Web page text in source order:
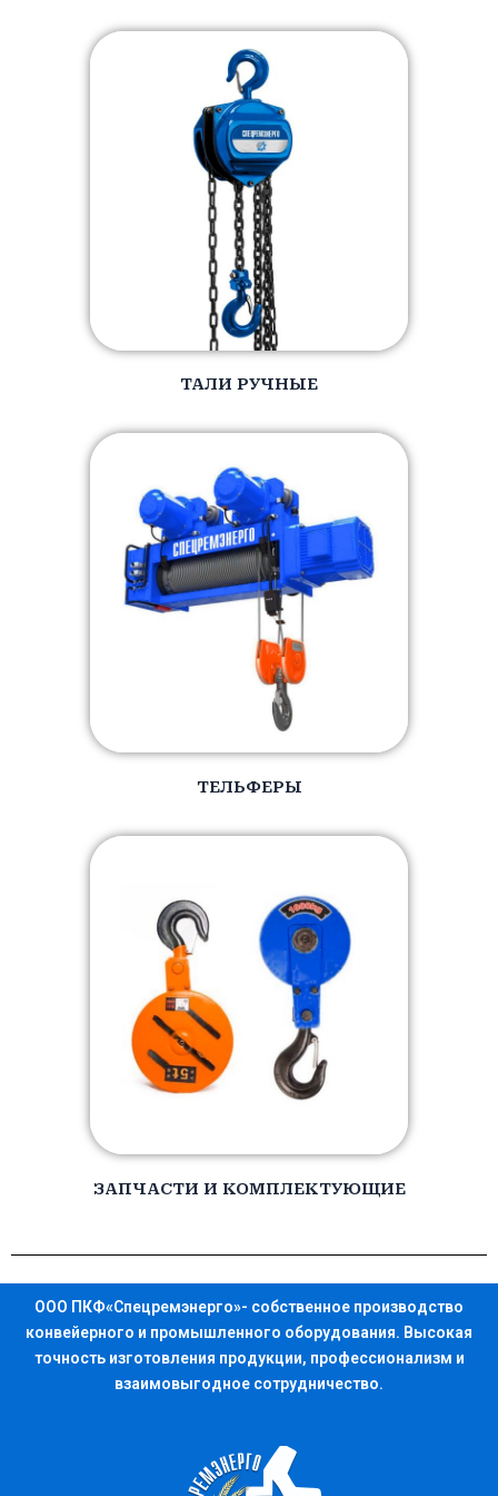
ТАЛИ РУЧНЫЕ
ТЕЛЬФЕРЫ
ЗАПЧАСТИ И КОМПЛЕКТУЮЩИЕ
ООО ПКФ«Спецремэнерго»- собственное производство
конвейерного и промышленного оборудования. Высокая
точность изготовления продукции, профессионализм и
взаимовыгодное сотрудничество.